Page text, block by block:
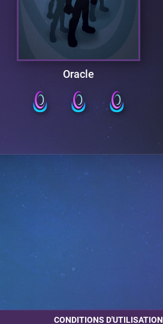
Oracle
CONDITIONS D'UTILISATION